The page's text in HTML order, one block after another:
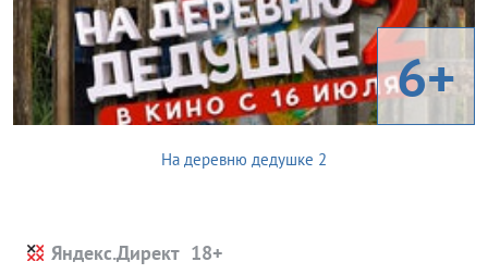
6+
На деревню дедушке 2
Яндекс.Директ